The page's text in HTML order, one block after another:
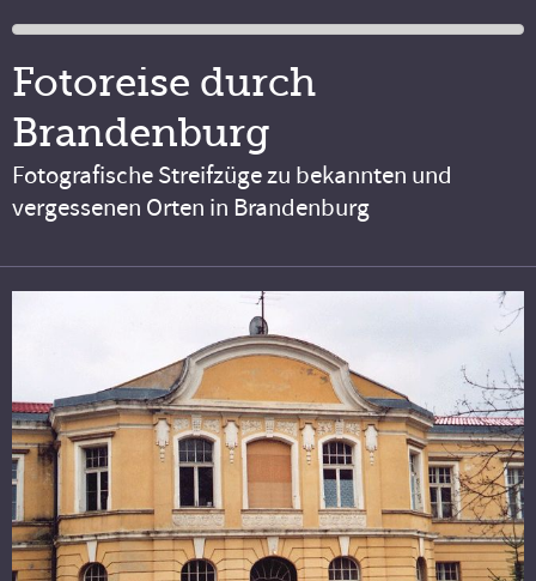
Fotoreise durch
Brandenburg
Fotografische Streifzüge zu bekannten und
vergessenen Orten in Brandenburg